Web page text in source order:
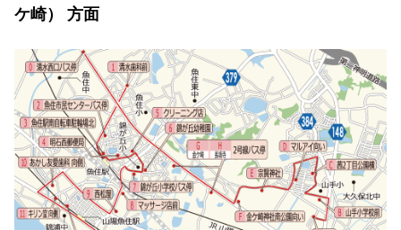
ケ崎） 方面